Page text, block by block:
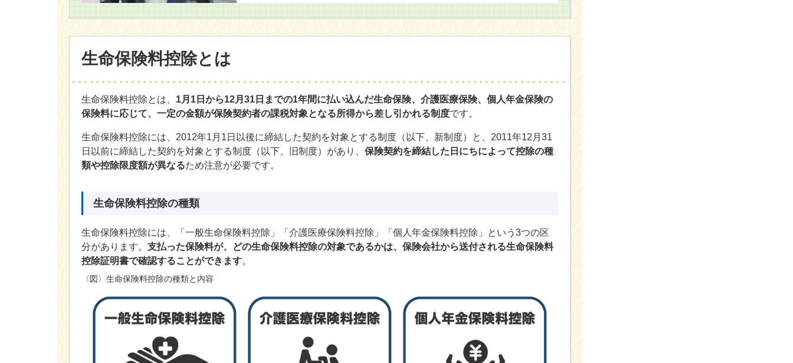
生命保険料控除とは
生命保険料控除とは、 1月1日から12月31日までの1年間に払い込んだ生命保険、介護医療保険、個人年金保険の
保険料に応じて、一定の金額が保険契約者の課税対象となる所得から差し引かれる制度です。
生命保険料控除には、2012年1月1日以後に締結した契約を対象とする制度（以下、新制度）と、2011年12月31
日以前に締結した契約を対象とする制度（以下、旧制度）があり、 保険契約を締結した日にちによって控除の種
類や控除限度額が異なるため注意が必要です。
生命保険料控除の種類
生命保険料控除には、「一般生命保険料控除」「介護医療保険料控除」「個人年金保険料控除」という3つの区
分があります。 支払った保険料が、どの生命保険料控除の対象であるかは、保険会社から送付される生命保険料
控除証明書で確認することができます。
〈図〉生命保険料控除の種類と内容